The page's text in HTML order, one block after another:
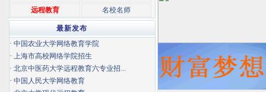
远程教育
名校名师
最新发布
· 中国农业大学网络教育学院
· 上海市高校网络学院招生
· 北京中医药大学远程教育六专业招...
· 中国人民大学网络教育